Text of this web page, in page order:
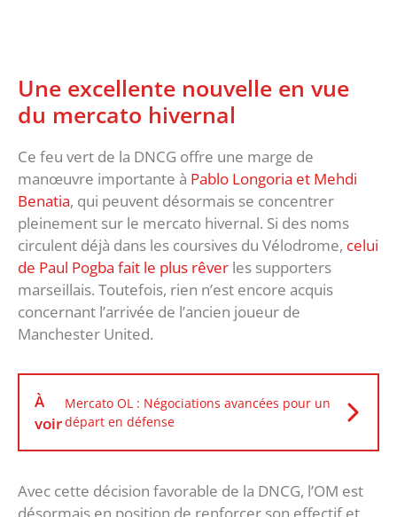
Une excellente nouvelle en vue
du mercato hivernal
Ce feu vert de la DNCG offre une marge de
manœuvre importante à Pablo Longoria et Mehdi
Benatia, qui peuvent désormais se concentrer
pleinement sur le mercato hivernal. Si des noms
circulent déjà dans les coursives du Vélodrome, celui
de Paul Pogba fait le plus rêver les supporters
marseillais. Toutefois, rien n’est encore acquis
concernant l’arrivée de l’ancien joueur de
Manchester United.
À
voir
Mercato OL : Négociations avancées pour un
départ en défense
Avec cette décision favorable de la DNCG, l’OM est
désormais en position de renforcer son effectif et